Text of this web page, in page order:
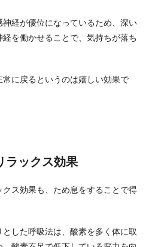
神経が優位になっているため、深い
を働かせることで、気持ちが落ち
に戻るというのは嬉しい効果で
ラックス効果
クス効果も、ため息をすることで得
した呼吸法は、酸素を多く体に取